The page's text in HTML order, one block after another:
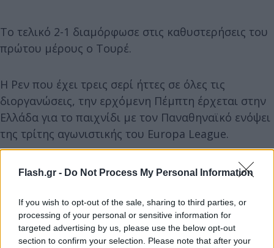
Flash.gr - Do Not Process My Personal Information
If you wish to opt-out of the sale, sharing to third parties, or
processing of your personal or sensitive information for
targeted advertising by us, please use the below opt-out
section to confirm your selection. Please note that after your
Το τελικό 2-1 διαμόρφωσε στις καθυστερήσεις του
πρώτου μέρους ο Τουρέ.
Η Ρεν που έχει τρεις σερί ήττες σε όλες τις
διοργανώσεις, την ερχόμενη Πέμπτη έρχεται στην
Ελλάδα για το παιχνίδι με τον Παναθηναϊκό ενόψει
της τρίτης αγωνιστικής του Europa League.